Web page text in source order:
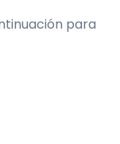
para